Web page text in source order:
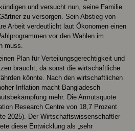
und versucht nun, seine Familie
zu versorgen. Sein Abstieg von
Arbeit verdeutlicht laut Ökonomen einen
vor den Wahlen im
muss.
Plan für Verteilungsgerechtigkeit und
braucht, da sonst die wirtschaftliche
könnte. Nach den wirtschaftlichen
Inflation macht Bangladesch
mehr. Die Armutsquote
Research Centre von 18,7 Prozent
2025). Der Wirtschaftswissenschaftler
diese Entwicklung als „sehr